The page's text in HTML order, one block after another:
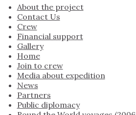
About the project
Contact Us
Crew
Financial support
Gallery
Home
Join to crew
Media about expedition
News
Partners
Public diplomacy